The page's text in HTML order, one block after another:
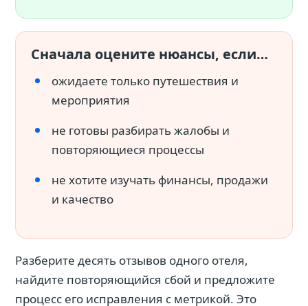
Сначала оцените нюансы, если…
ожидаете только путешествия и
мероприятия
не готовы разбирать жалобы и
повторяющиеся процессы
не хотите изучать финансы, продажи
и качество
Разберите десять отзывов одного отеля,
найдите повторяющийся сбой и предложите
процесс его исправления с метрикой. Это